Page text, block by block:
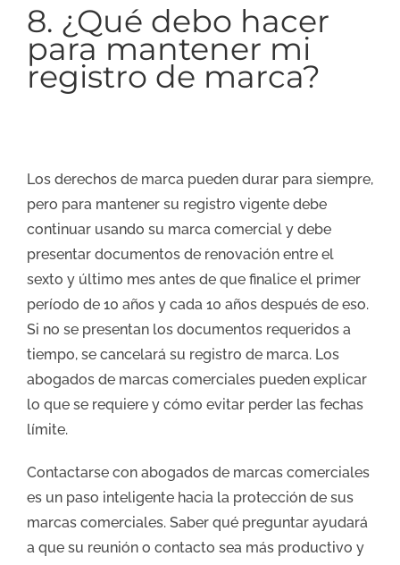
8. ¿Qué debo hacer
para mantener mi
registro de marca?
Los derechos de marca pueden durar para siempre,
pero para mantener su registro vigente debe
continuar usando su marca comercial y debe
presentar documentos de renovación entre el
sexto y último mes antes de que finalice el primer
período de 10 años y cada 10 años después de eso.
Si no se presentan los documentos requeridos a
tiempo, se cancelará su registro de marca. Los
abogados de marcas comerciales pueden explicar
lo que se requiere y cómo evitar perder las fechas
límite.
Contactarse con abogados de marcas comerciales
es un paso inteligente hacia la protección de sus
marcas comerciales. Saber qué preguntar ayudará
a que su reunión o contacto sea más productivo y